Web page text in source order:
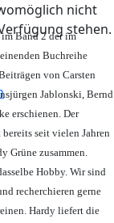
nicht
stehen.
Band 2 der im
Buchreihe
von Carsten
Jablonski, Bernd
erschienen. Der
bereits seit vielen Jahren
Grüne zusammen.
Hobby. Wir sind
recherchieren gerne
Hardy liefert die